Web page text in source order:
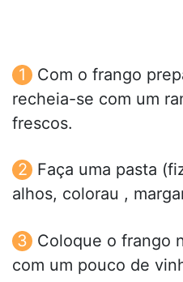
Com o frango
recheia-se com um
frescos.
Faça uma pasta
alhos, colorau ,
Coloque o frango
com um pouco de